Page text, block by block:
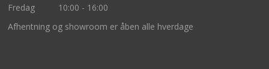
Fredag
10:00 - 16:00
Afhentning og showroom er åben alle hverdage